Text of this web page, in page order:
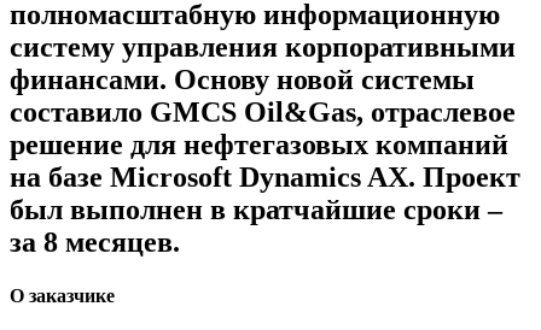
полномасштабную информационную
систему управления корпоративными
финансами. Основу новой системы
составило GMCS Oil&Gas, отраслевое
решение для нефтегазовых компаний
на базе Microsoft Dynamics AX. Проект
был выполнен в кратчайшие сроки –
за 8 месяцев.
О заказчике